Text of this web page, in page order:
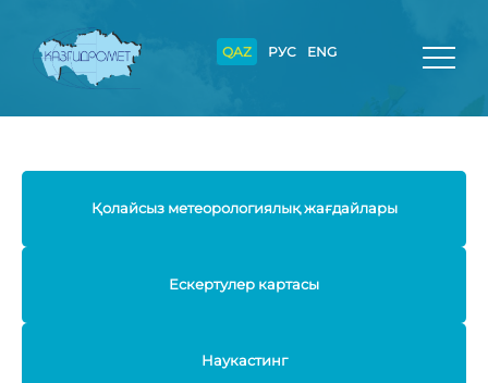
QAZ РУС ENG
Қолайсыз метеорологиялық жағдайлары
Ескертулер картасы
Наукастинг